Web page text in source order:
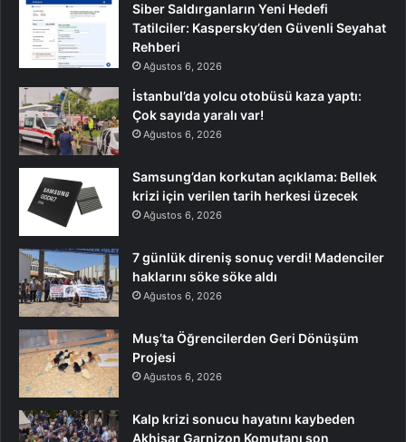
Siber Saldırganların Yeni Hedefi
Tatilciler: Kaspersky’den Güvenli Seyahat
Rehberi
Ağustos 6, 2026
İstanbul’da yolcu otobüsü kaza yaptı:
Çok sayıda yaralı var!
Ağustos 6, 2026
Samsung’dan korkutan açıklama: Bellek
krizi için verilen tarih herkesi üzecek
Ağustos 6, 2026
7 günlük direniş sonuç verdi! Madenciler
haklarını söke söke aldı
Ağustos 6, 2026
Muş’ta Öğrencilerden Geri Dönüşüm
Projesi
Ağustos 6, 2026
Kalp krizi sonucu hayatını kaybeden
Akhisar Garnizon Komutanı son